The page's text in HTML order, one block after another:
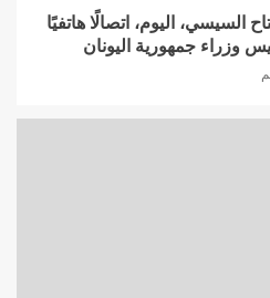
السيسي، اليوم، اتصالًا هاتفيًا
وزراء جمهورية اليونان